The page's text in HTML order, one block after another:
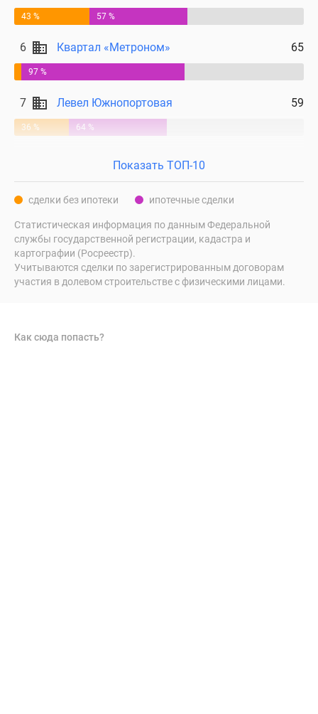
43 % 57 %
6 Квартал «Метроном» 65
97 %
7 Левел Южнопортовая 59
36 % 64 %
Показать ТОП-10
сделки без ипотеки ипотечные сделки
Статистическая информация по данным Федеральной
службы государственной регистрации, кадастра и
картографии (Росреестр).
Учитываются сделки по зарегистрированным договорам
участия в долевом строительстве с физическими лицами.
Как сюда попасть?